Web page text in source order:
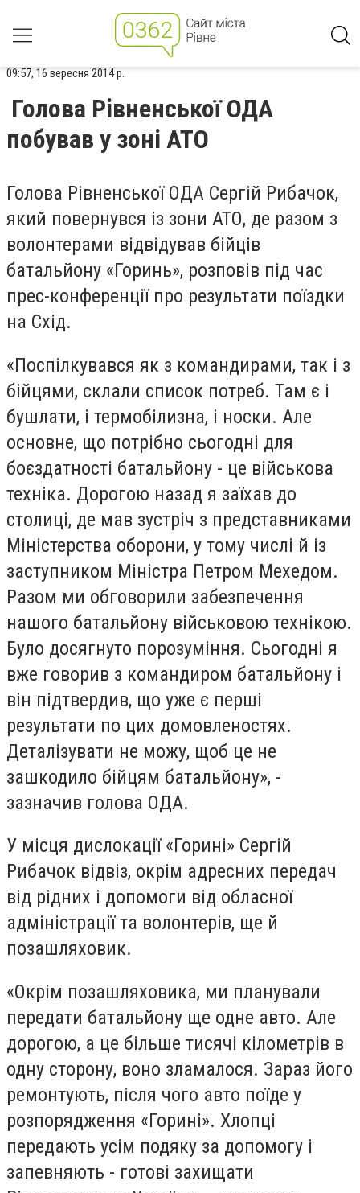
09:57, 16 вересня 2014 р.
Голова Рівненської ОДА
побував у зоні АТО
Голова Рівненської ОДА Сергій Рибачок,
який повернувся із зони АТО, де разом з
волонтерами відвідував бійців
батальйону «Горинь», розповів під час
прес-конференції про результати поїздки
на Схід.
«Поспілкувався як з командирами, так і з
бійцями, склали список потреб. Там є і
бушлати, і термобілизна, і носки. Але
основне, що потрібно сьогодні для
боєздатності батальйону - це військова
техніка. Дорогою назад я заїхав до
столиці, де мав зустріч з представниками
Міністерства оборони, у тому числі й із
заступником Міністра Петром Мехедом.
Разом ми обговорили забезпечення
нашого батальйону військовою технікою.
Було досягнуто порозуміння. Сьогодні я
вже говорив з командиром батальйону і
він підтвердив, що уже є перші
результати по цих домовленостях.
Деталізувати не можу, щоб це не
зашкодило бійцям батальйону», -
зазначив голова ОДА.
У місця дислокації «Горині» Сергій
Рибачок відвіз, окрім адресних передач
від рідних і допомоги від обласної
адміністрації та волонтерів, ще й
позашляховик.
«Окрім позашляховика, ми планували
передати батальйону ще одне авто. Але
дорогою, а це більше тисячі кілометрів в
одну сторону, воно зламалося. Зараз його
ремонтують, після чого авто поїде у
розпорядження «Горині». Хлопці
передають усім подяку за допомогу і
запевняють - готові захищати